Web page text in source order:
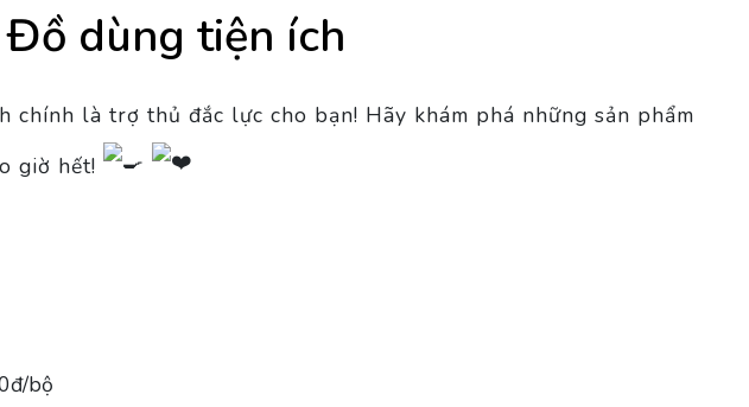
dùng tiện ích
là trợ thủ đắc lực cho bạn! Hãy khám phá những sản phẩm
giờ hết!
bộ